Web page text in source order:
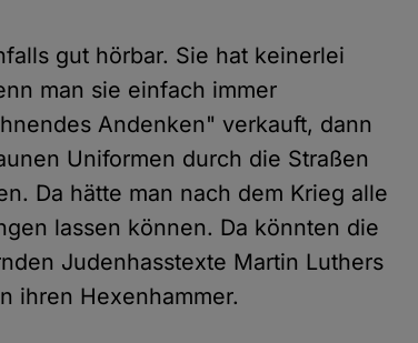
gut hörbar. Sie hat keinerlei
man sie einfach immer
Andenken" verkauft, dann
Uniformen durch die Straßen
Da hätte man nach dem Krieg alle
lassen können. Da könnten die
Judenhasstexte Martin Luthers
ihren Hexenhammer.